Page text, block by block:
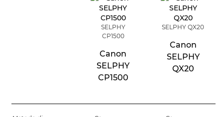
SELPHY
CP1500
Canon
SELPHY
CP1500
SELPHY QX20
Canon
SELPHY
QX20